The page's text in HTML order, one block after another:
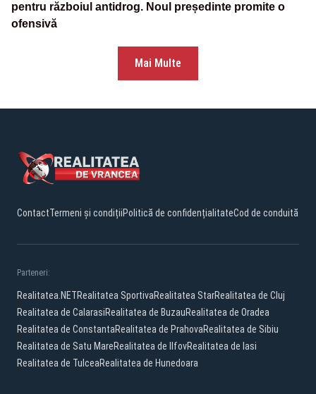
pentru războiul antidrog. Noul președinte promite o
ofensivă
Mai Multe
ContactTermeni și condițiiPolitică de confidențialitateCod de conduită
Parteneri:
Realitatea.NETRealitatea SportivaRealitatea StarRealitatea de Cluj
Realitatea de CalarasiRealitatea de BuzauRealitatea de Oradea
Realitatea de ConstantaRealitatea de PrahovaRealitatea de Sibiu
Realitatea de Satu MareRealitatea de IlfovRealitatea de Iasi
Realitatea de TulceaRealitatea de Hunedoara